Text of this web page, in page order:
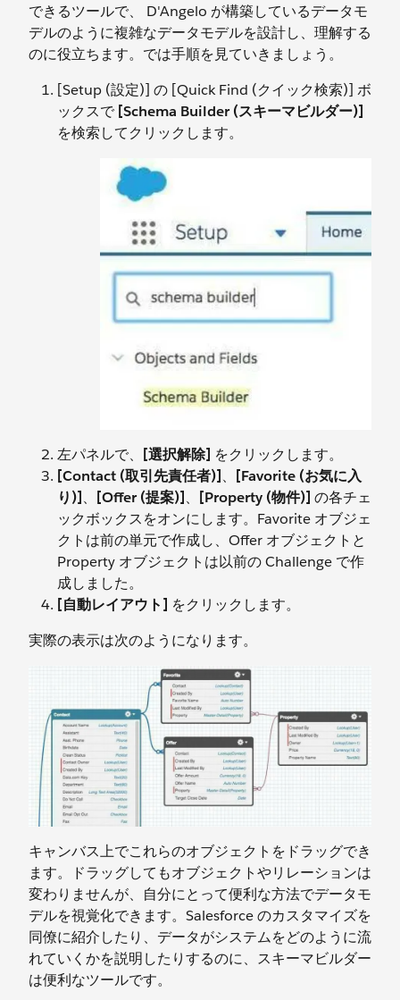
できるツールで、 D'Angelo が構築しているデータモ
デルのように複雑なデータモデルを設計し、理解する
のに役立ちます。では手順を見ていきましょう。
[Setup (設定)] の [Quick Find (クイック検索)] ボ
ックスで [Schema Builder (スキーマビルダー)]
を検索してクリックします。
左パネルで、 [選択解除] をクリックします。
[Contact (取引先責任者)] 、
[Favorite (お気に入
り)] 、 [Offer (提案)] 、 [Property (物件)] の各チェ
ックボックスをオンにします。Favorite オブジェ
クトは前の単元で作成し、Offer オブジェクトと
Property オブジェクトは以前の Challenge で作
成しました。
[自動レイアウト] をクリックします。
実際の表示は次のようになります。
キャンバス上でこれらのオブジェクトをドラッグでき
ます。ドラッグしてもオブジェクトやリレーションは
変わりませんが、自分にとって便利な方法でデータモ
デルを視覚化できます。Salesforce のカスタマイズを
同僚に紹介したり、データがシステムをどのように流
れていくかを説明したりするのに、スキーマビルダー
は便利なツールです。